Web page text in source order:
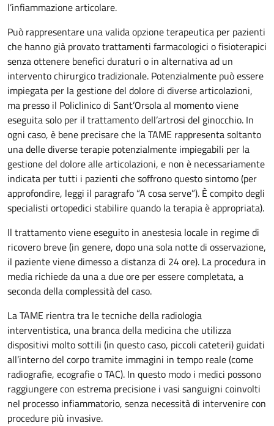
l’infiammazione articolare.
Può rappresentare una valida opzione terapeutica per pazienti
che hanno già provato trattamenti farmacologici o fisioterapici
senza ottenere benefici duraturi o in alternativa ad un
intervento chirurgico tradizionale. Potenzialmente può essere
impiegata per la gestione del dolore di diverse articolazioni,
ma presso il Policlinico di Sant’Orsola al momento viene
eseguita solo per il trattamento dell’artrosi del ginocchio. In
ogni caso, è bene precisare che la TAME rappresenta soltanto
una delle diverse terapie potenzialmente impiegabili per la
gestione del dolore alle articolazioni, e non è necessariamente
indicata per tutti i pazienti che soffrono questo sintomo (per
approfondire, leggi il paragrafo “A cosa serve”). È compito degli
specialisti ortopedici stabilire quando la terapia è appropriata).
Il trattamento viene eseguito in anestesia locale in regime di
ricovero breve (in genere, dopo una sola notte di osservazione,
il paziente viene dimesso a distanza di 24 ore). La procedura in
media richiede da una a due ore per essere completata, a
seconda della complessità del caso.
La TAME rientra tra le tecniche della radiologia
interventistica, una branca della medicina che utilizza
dispositivi molto sottili (in questo caso, piccoli cateteri) guidati
all’interno del corpo tramite immagini in tempo reale (come
radiografie, ecografie o TAC). In questo modo i medici possono
raggiungere con estrema precisione i vasi sanguigni coinvolti
nel processo infiammatorio, senza necessità di intervenire con
procedure più invasive.